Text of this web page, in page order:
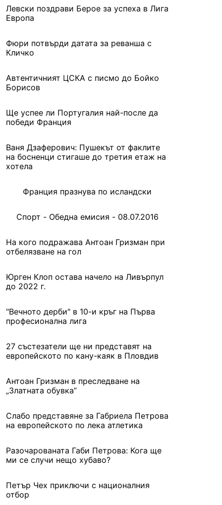
Левски поздрави Берое за успеха в Лига
Европа
Фюри потвърди датата за реванша с
Кличко
Автентичният ЦСКА с писмо до Бойко
Борисов
Ще успее ли Португалия най-после да
победи Франция
Ваня Дзаферович: Пушекът от факлите
на босненци стигаше до третия етаж на
хотела
Франция празнува по исландски
Спорт - Обедна емисия - 08.07.2016
На кого подражава Антоан Гризман при
отбелязване на гол
Юрген Клоп остава начело на Ливърпул
до 2022 г.
"Вечното дерби" в 10-и кръг на Първа
професионална лига
27 състезатели ще ни представят на
европейското по кану-каяк в Пловдив
Антоан Гризман в преследване на
„Златната обувка”
Слабо представяне за Габриела Петрова
на европейското по лека атлетика
Разочарованата Габи Петрова: Кога ще
ми се случи нещо хубаво?
Петър Чех приключи с националния
отбор